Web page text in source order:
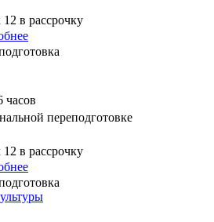
12 в рассрочку
часов
переподготовке
12 в рассрочку